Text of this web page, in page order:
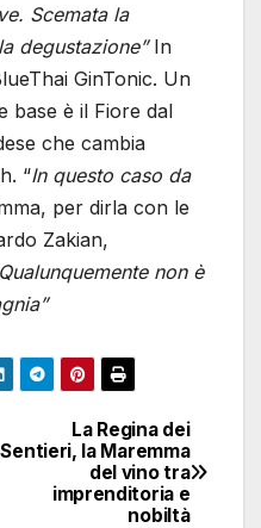
Scemata la
degustazione”In
GinTonic. Un
base è il Fiore dal
che cambia
“In questo caso da
per dirla con le
Zakian,
non è
La Regina dei
Sentieri, la Maremma
del vino tra
imprenditoria e
nobiltà